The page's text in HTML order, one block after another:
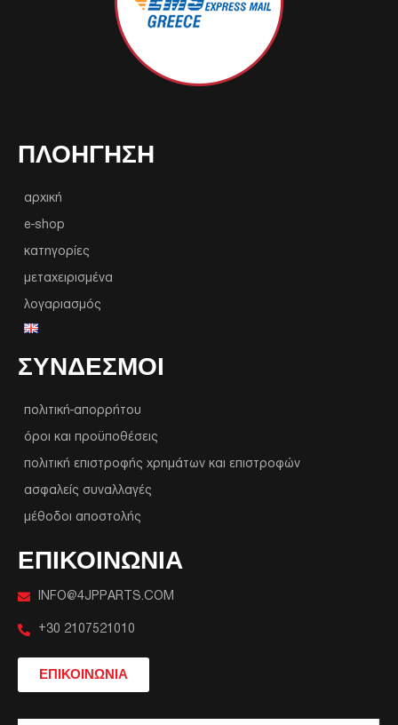
ΠΛΟΉΓΗΣΗ
αρχική
e-shop
κατηγορίες
μεταχειρισμένα
λογαριασμός
ΣΥΝΔΕΣΜΟΙ
πολιτική-απορρήτου
όροι και προϋποθέσεις
πολιτική επιστροφής χρημάτων και επιστροφών
ασφαλείς συναλλαγές
μέθοδοι αποστολής
ΕΠΙΚΟΙΝΩΝΙΑ
INFO@4JPPARTS.COM
+30 2107521010
ΕΠΙΚΟΙΝΩΝΙΑ